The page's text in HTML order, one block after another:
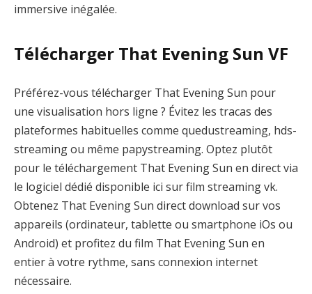
immersive inégalée.
Télécharger That Evening Sun VF
Préférez-vous télécharger That Evening Sun pour
une visualisation hors ligne ? Évitez les tracas des
plateformes habituelles comme quedustreaming, hds-
streaming ou même papystreaming. Optez plutôt
pour le téléchargement That Evening Sun en direct via
le logiciel dédié disponible ici sur film streaming vk.
Obtenez That Evening Sun direct download sur vos
appareils (ordinateur, tablette ou smartphone iOs ou
Android) et profitez du film That Evening Sun en
entier à votre rythme, sans connexion internet
nécessaire.